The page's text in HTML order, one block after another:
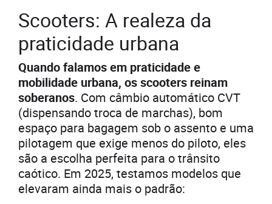
Scooters: A realeza da
praticidade urbana
Quando falamos em praticidade e
mobilidade urbana, os scooters reinam
soberanos. Com câmbio automático CVT
(dispensando troca de marchas), bom
espaço para bagagem sob o assento e uma
pilotagem que exige menos do piloto, eles
são a escolha perfeita para o trânsito
caótico. Em 2025, testamos modelos que
elevaram ainda mais o padrão: